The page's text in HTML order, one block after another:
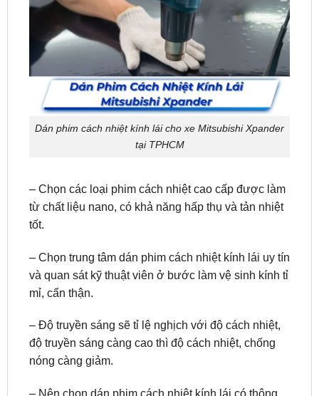
Dán phim cách nhiệt kính lái cho xe Mitsubishi Xpander
tại TPHCM
– Chọn các loại phim cách nhiệt cao cấp được làm
tốt.
– Chọn trung tâm dán phim cách nhiệt kính lái uy tín
mỉ, cẩn thận.
– Độ truyền sáng sẽ tỉ lệ nghịch với độ cách nhiệt,
nóng càng giảm.
– Nên chọn dán phim cách nhiệt kính lái có thông